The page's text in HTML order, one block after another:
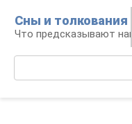
контенту
Сны и толкования
Что предсказывают